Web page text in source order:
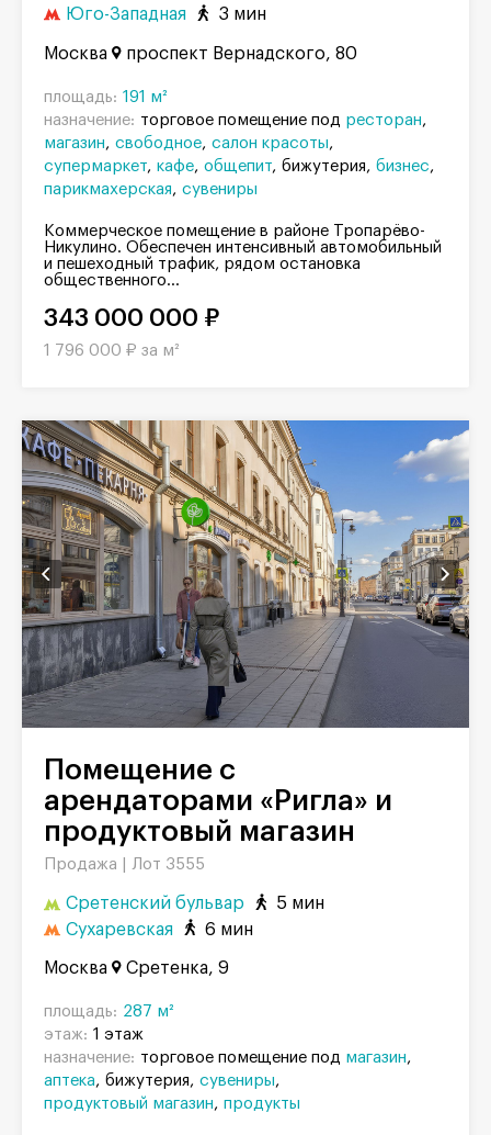
Помещение с
арендаторами «Ригла» и
продуктовый магазин
Продажа | Лот 3555
Сретенский бульвар
5 мин
Сухаревская
6 мин
Москва Сретенка, 9
площадь: 287 м²
этаж: 1 этаж
назначение: торговое помещение под магазин
аптека
бижутерия
сувениры
продуктовый магазин
продукты
Юго-Западная 3 мин
Москва проспект Вернадского, 80
площадь: 191 м²
назначение: торговое помещение под ресторан
магазин
свободное салон красоты
супермаркет кафе общепит бижутерия
бизнес
парикмахерская
сувениры
Коммерческое помещение в районе Тропарёво-
Никулино. Обеспечен интенсивный автомобильный
и пешеходный трафик, рядом остановка
общественного...
343 000 000 ₽
1 796 000 ₽ за м²